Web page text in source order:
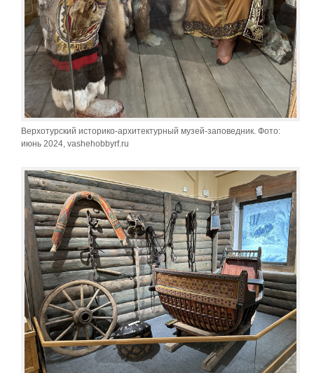
Верхотурский историко-архитектурный музей-заповедник. Фото:
июнь 2024, vashehobbyrf.ru